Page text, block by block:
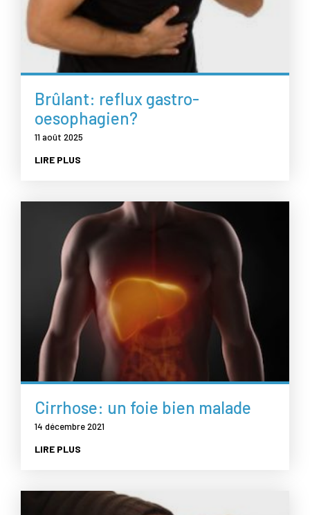
Brûlant: reflux gastro-
oesophagien?
11 août 2025
LIRE PLUS
Cirrhose: un foie bien malade
14 décembre 2021
LIRE PLUS